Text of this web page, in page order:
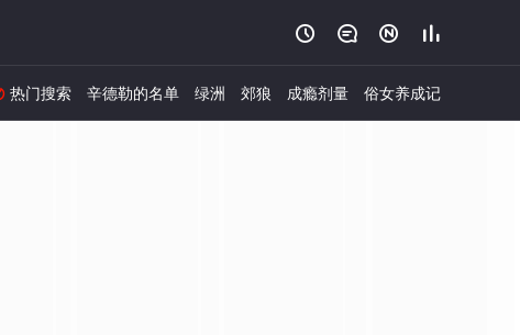
   
热门搜索 辛德勒的名单 绿洲 郊狼 成瘾剂量 俗女养成记